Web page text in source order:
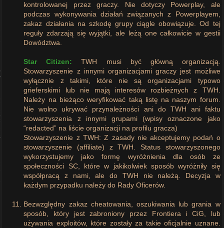
kontrolowanej przez graczy. Nie dotyczy Powerplay, ale
podczas wykonywania działań związanych z Powerplayem,
zakaz działania na szkodę grupy ciągle obowiązuje. Od tej
reguły zdarzają się wyjątki, ale leżą one całkowicie w gestii
Dowództwa.
Star Citizen: TWH musi być główną organizacją.
Stowarzyszenie z innymi organizacjami graczy jest możliwe
wyłącznie z takimi, które nie są organizacjami typowo
grieferskimi lub nie mają interesów rozbieżnych z TWH.
Należy na bieżąco weryfikować taką listę na naszym forum.
Nie wolno ukrywać przynależności ani do TWH ani faktu
stowarzyszenia z innymi grupami (wpisy oznaczone jako
“redacted” na liście organizacji na profilu gracza)
Stowarzyszenie z TWH: Z zasady nie akceptujemy podań o
stowarzyszenie (affiliate) z TWH. Status stowarzyszonego
wykorzystujemy jako formę wyróżnienia dla osób ze
społeczności SC, które w jakikolwiek sposób wyróżniły się
współpracą z nami, ale do TWH nie należą. Decyzja w
każdym przypadku należy do Rady Oficerów.
Bezwzględny zakaz cheatowania, oszukiwania lub grania w
sposób, który jest zabroniony przez Frontiera i CiG, lub
używania exploitów, które zostały za takie oficjalnie uznane.